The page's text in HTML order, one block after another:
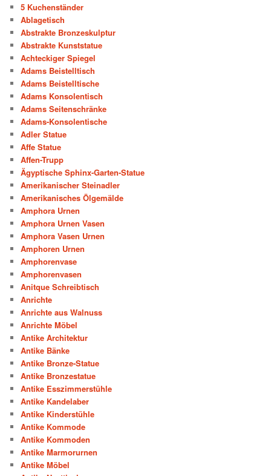
5 Kuchenständer
Ablagetisch
Abstrakte Bronzeskulptur
Abstrakte Kunststatue
Achteckiger Spiegel
Adams Beistelltisch
Adams Beistelltische
Adams Konsolentisch
Adams Seitenschränke
Adams-Konsolentische
Adler Statue
Affe Statue
Affen-Trupp
Ägyptische Sphinx-Garten-Statue
Amerikanischer Steinadler
Amerikanisches Ölgemälde
Amphora Urnen
Amphora Urnen Vasen
Amphora Vasen Urnen
Amphoren Urnen
Amphorenvase
Amphorenvasen
Anitque Schreibtisch
Anrichte
Anrichte aus Walnuss
Anrichte Möbel
Antike Architektur
Antike Bänke
Antike Bronze-Statue
Antike Bronzestatue
Antike Esszimmerstühle
Antike Kandelaber
Antike Kinderstühle
Antike Kommode
Antike Kommoden
Antike Marmorurnen
Antike Möbel